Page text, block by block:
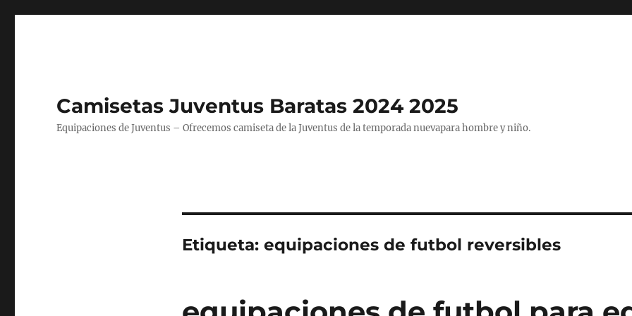
Camisetas Juventus Baratas 2024 2025
Equipaciones de Juventus – Ofrecemos camiseta de la Juventus de la temporada nuevapara hombre y niño.
Etiqueta: equipaciones de futbol reversibles